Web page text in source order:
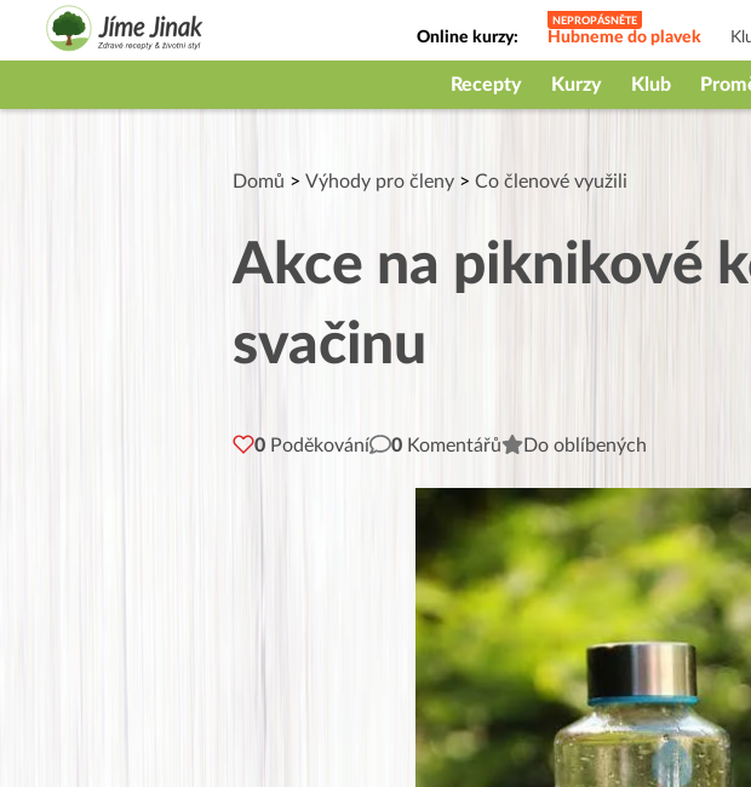
Online kurzy: Hubneme do plavek
Jak na babičky
Recepty Kurzy Klub
Domů > Výhody pro členy > Co členové využili
Akce na piknikové
svačinu
0 Poděkování 0 Komentářů Do oblíbených